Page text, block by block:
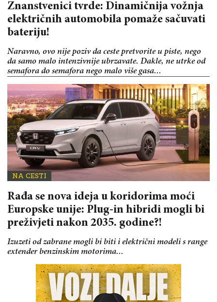
Znanstvenici tvrde: Dinamičnija vožnja
električnih automobila pomaže sačuvati
bateriju!
Naravno, ovo nije poziv da ceste pretvorite u piste, nego
da samo malo intenzivnije ubrzavate. Dakle, ne utrke od
semafora do semafora nego malo više gasa...
NA CESTI
Rađa se nova ideja u koridorima moći
Europske unije: Plug-in hibridi mogli bi
preživjeti nakon 2035. godine?!
Izuzeti od zabrane mogli bi biti i električni modeli s range
extender benzinskim motorima...